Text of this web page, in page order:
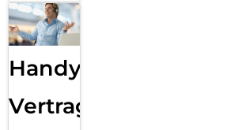
Handy
Vertragsabwicklung